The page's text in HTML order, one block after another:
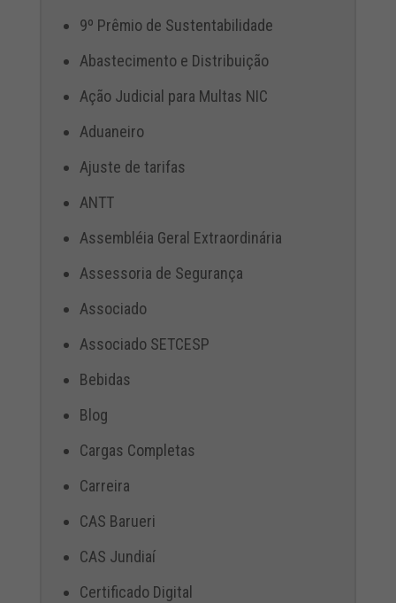
9º Prêmio de Sustentabilidade
Abastecimento e Distribuição
Ação Judicial para Multas NIC
Aduaneiro
Ajuste de tarifas
ANTT
Assembléia Geral Extraordinária
Assessoria de Segurança
Associado
Associado SETCESP
Bebidas
Blog
Cargas Completas
Carreira
CAS Barueri
CAS Jundiaí
Certificado Digital